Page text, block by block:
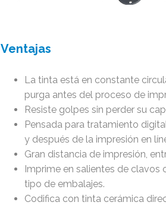
Ventajas
La tinta está en constante
purga antes del proceso de
Resiste golpes sin perder su
Pensada para tratamiento
y después de la impresión en
Gran distancia de impresión,
Imprime en salientes de clavos
tipo de embalajes.
Codifica con tinta cerámica